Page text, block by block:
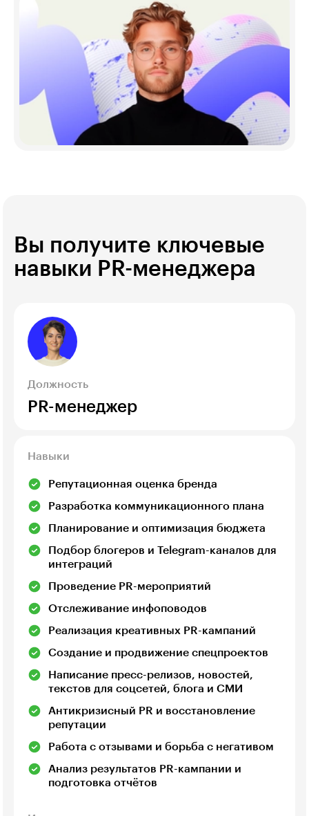
Вы получите ключевые
навыки PR-менеджера
Должность
PR-менеджер
Навыки
Репутационная оценка бренда
Разработка коммуникационного плана
Планирование и оптимизация бюджета
Подбор блогеров и Telegram-каналов для
интеграций
Проведение PR-мероприятий
Отслеживание инфоповодов
Реализация креативных PR-кампаний
Создание и продвижение спецпроектов
Написание пресс-релизов, новостей,
текстов для соцсетей, блога и СМИ
Антикризисный PR и восстановление
репутации
Работа с отзывами и борьба с негативом
Анализ результатов PR-кампании и
подготовка отчётов